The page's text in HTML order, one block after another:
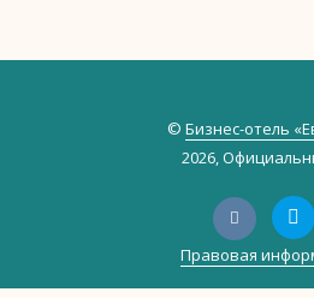
© Бизнес-отель
2026,
Правовая